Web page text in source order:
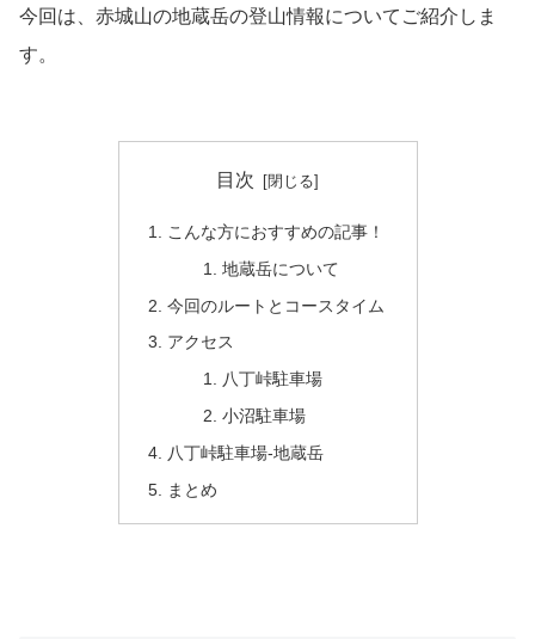
今回は、赤城山の地蔵岳の登山情報についてご紹介しま
す。
目次
こんな方におすすめの記事！
地蔵岳について
今回のルートとコースタイム
アクセス
八丁峠駐車場
小沼駐車場
八丁峠駐車場‐地蔵岳
まとめ